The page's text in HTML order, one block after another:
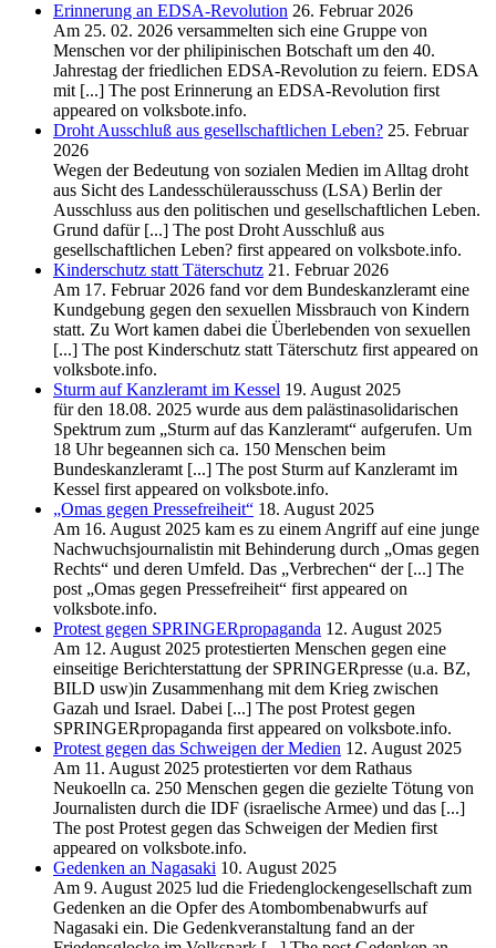
Erinnerung an EDSA-Revolution 26. Februar 2026
Am 25. 02. 2026 versammelten sich eine Gruppe von
Menschen vor der philipinischen Botschaft um den 40.
Jahrestag der friedlichen EDSA-Revolution zu feiern. EDSA
mit [...] The post Erinnerung an EDSA-Revolution first
appeared on volksbote.info.
Droht Ausschluß aus gesellschaftlichen Leben? 25. Februar
2026
Wegen der Bedeutung von sozialen Medien im Alltag droht
aus Sicht des Landesschülerausschuss (LSA) Berlin der
Ausschluss aus den politischen und gesellschaftlichen Leben.
Grund dafür [...] The post Droht Ausschluß aus
gesellschaftlichen Leben? first appeared on volksbote.info.
Kinderschutz statt Täterschutz 21. Februar 2026
Am 17. Februar 2026 fand vor dem Bundeskanzleramt eine
Kundgebung gegen den sexuellen Missbrauch von Kindern
statt. Zu Wort kamen dabei die Überlebenden von sexuellen
[...] The post Kinderschutz statt Täterschutz first appeared on
volksbote.info.
Sturm auf Kanzleramt im Kessel 19. August 2025
für den 18.08. 2025 wurde aus dem palästinasolidarischen
Spektrum zum „Sturm auf das Kanzleramt“ aufgerufen. Um
18 Uhr begeannen sich ca. 150 Menschen beim
Bundeskanzleramt [...] The post Sturm auf Kanzleramt im
Kessel first appeared on volksbote.info.
„Omas gegen Pressefreiheit“ 18. August 2025
Am 16. August 2025 kam es zu einem Angriff auf eine junge
Nachwuchsjournalistin mit Behinderung durch „Omas gegen
Rechts“ und deren Umfeld. Das „Verbrechen“ der [...] The
post „Omas gegen Pressefreiheit“ first appeared on
volksbote.info.
Protest gegen SPRINGERpropaganda 12. August 2025
Am 12. August 2025 protestierten Menschen gegen eine
einseitige Berichterstattung der SPRINGERpresse (u.a. BZ,
BILD usw)in Zusammenhang mit dem Krieg zwischen
Gazah und Israel. Dabei [...] The post Protest gegen
SPRINGERpropaganda first appeared on volksbote.info.
Protest gegen das Schweigen der Medien 12. August 2025
Am 11. August 2025 protestierten vor dem Rathaus
Neukoelln ca. 250 Menschen gegen die gezielte Tötung von
Journalisten durch die IDF (israelische Armee) und das [...]
The post Protest gegen das Schweigen der Medien first
appeared on volksbote.info.
Gedenken an Nagasaki 10. August 2025
Am 9. August 2025 lud die Friedenglockengesellschaft zum
Gedenken an die Opfer des Atombombenabwurfs auf
Nagasaki ein. Die Gedenkveranstaltung fand an der